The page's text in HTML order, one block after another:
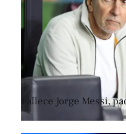
Fallece Jorge Messi,